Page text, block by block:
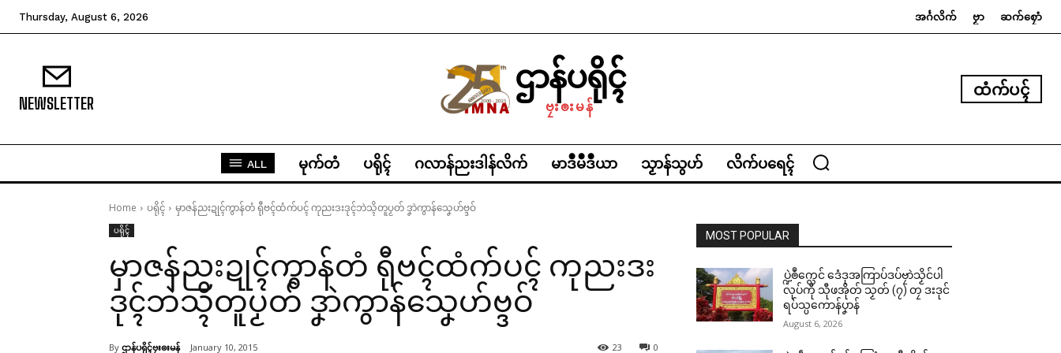
Thursday, August 6, 2026 အၚ်္ဂလိက် ဗၟာ ဆက်စၠောံ
NEWSLETTER
ဌာန်ပရိုၚ်
ဗၠးၜးမန်
ထံက်ပၚ်
ALL မုက်တံ ပရိုၚ် ဂလာန်ညးဒါန်လိက် မာဒဳမဳဒဳယာ သၟာန်သွဟ် လိက်ပရေၚ်
Home ပရိုၚ် မှာဇန်ညးဍုၚ်ကွာန်တံ ရီုဗၚ်ထံက်ပၚ် ကုညးဒးဒုၚ်ဘဲသ္ၚိတူပၟတ် ဒၞာဲကွာန်သၞေဟ်ဗ္ဒဝ်
ပရိုၚ်
မှာဇန်ညးဍုၚ်ကွာန်တံ ရီုဗၚ်ထံက်ပၚ် ကုညးဒး
ဒုၚ်ဘဲသ္ၚိတူပၟတ် ဒၞာဲကွာန်သၞေဟ်ဗ္ဒဝ်
By ဌာန်ပရိုၚ်ဗၠးၜးမန် January 10, 2015 0
23
MOST POPULAR
ပ္ဍဲၜဳက္လေင် ဒေံဒုအကြာပ်ဒပ်ဗၠာဲသၟိင်ပါ
လုပ်ကီု သီုဖအိုတ် သၟတ် (၇) တၠ ဒးဒုင်
ရပ်သ္ပကောန်ပၞာန်
August 6, 2026